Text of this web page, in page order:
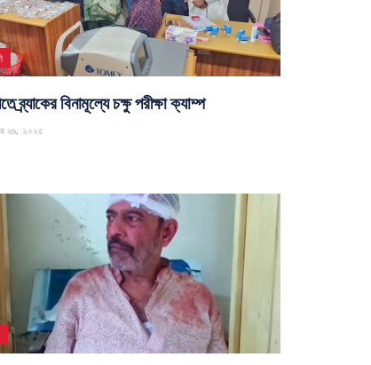
ব্র্যাকের বিনামূল্যে চক্ষু পরীক্ষা ক্যাম্প
২৬, ২০২৫